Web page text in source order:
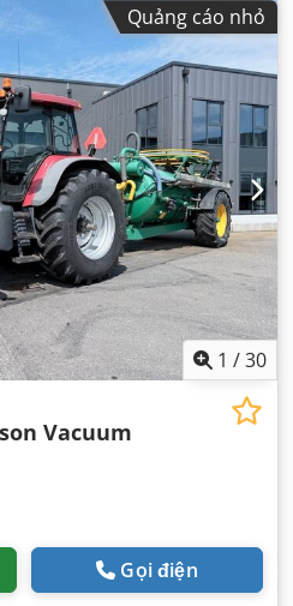
Quảng cáo nhỏ
1 /30
Vacuum
Gọi điện